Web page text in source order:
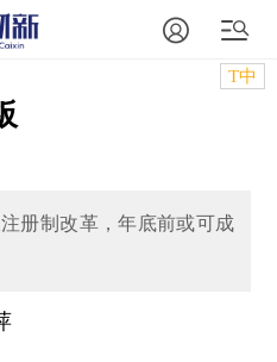
T中
册制改革，年底前或可成